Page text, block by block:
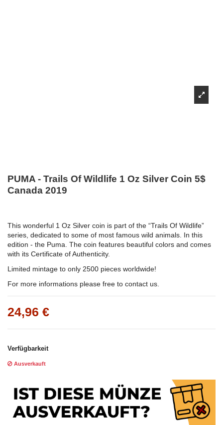
PUMA - Trails Of Wildlife 1 Oz Silver Coin 5$
Canada 2019
This wonderful 1 Oz Silver coin is part of the “Trails Of Wildlife”
series, dedicated to some of most famous wild animals. In this
edition - the Puma. The coin features beautiful colors and comes
with its Certificate of Authenticity.
Limited mintage to only 2500 pieces worldwide!
For more informations please free to contact us.
24,96 €
Verfügbarkeit
Ausverkauft